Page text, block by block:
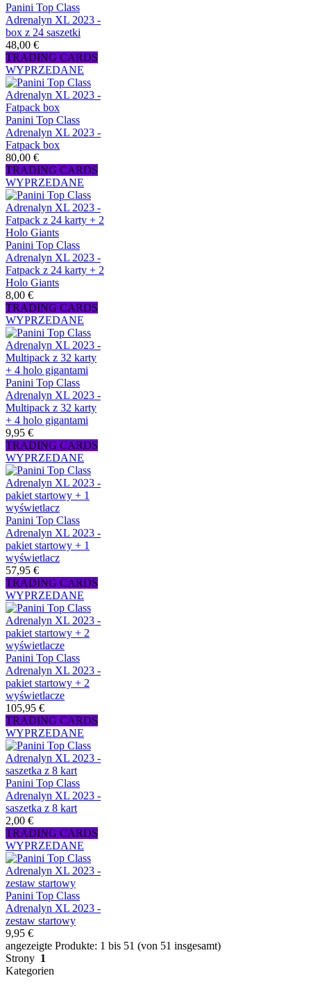
Panini Top Class
Adrenalyn XL 2023 -
box z 24 saszetki
48,00 €
TRADING CARDS
WYPRZEDANE
Panini Top Class
Adrenalyn XL 2023 -
Fatpack box
80,00 €
TRADING CARDS
WYPRZEDANE
Panini Top Class
Adrenalyn XL 2023 -
Fatpack z 24 karty + 2
Holo Giants
8,00 €
TRADING CARDS
WYPRZEDANE
Panini Top Class
Adrenalyn XL 2023 -
Multipack z 32 karty
+ 4 holo gigantami
9,95 €
TRADING CARDS
WYPRZEDANE
Panini Top Class
Adrenalyn XL 2023 -
pakiet startowy + 1
wyświetlacz
57,95 €
TRADING CARDS
WYPRZEDANE
Panini Top Class
Adrenalyn XL 2023 -
pakiet startowy + 2
wyświetlacze
105,95 €
TRADING CARDS
WYPRZEDANE
Panini Top Class
Adrenalyn XL 2023 -
saszetka z 8 kart
2,00 €
TRADING CARDS
WYPRZEDANE
Panini Top Class
Adrenalyn XL 2023 -
zestaw startowy
9,95 €
angezeigte Produkte: 1 bis 51 (von 51 insgesamt)
Strony 1
Kategorien